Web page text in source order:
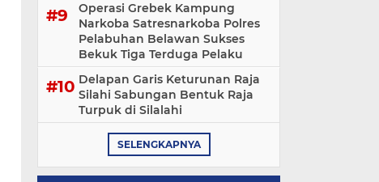
Operasi Grebek Kampung
Narkoba Satresnarkoba Polres
Pelabuhan Belawan Sukses
Bekuk Tiga Terduga Pelaku
Delapan Garis Keturunan Raja
Silahi Sabungan Bentuk Raja
Turpuk di Silalahi
SELENGKAPNYA